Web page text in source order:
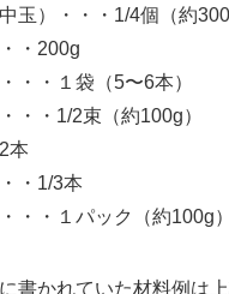
玉）・・・1/4個（約
・200g
・・１袋（5〜6本）
・・1/2束（約100g）
本
・1/3本
・・１パック（約100g）
書かれていた材料例は